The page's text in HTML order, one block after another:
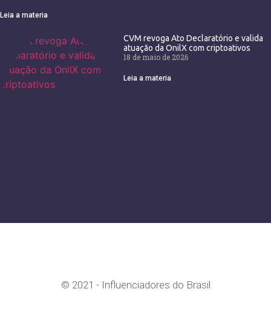
Leia a materia
CVM revoga Ato Declaratório e valida
atuação da OnilX com criptoativos
18 de maio de 2026
Leia a materia
© 2021 - Influenciadores do Brasil